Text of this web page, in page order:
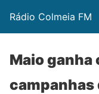
Rádio Colmeia FM
Maio ganha